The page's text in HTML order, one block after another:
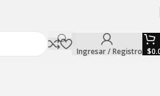
Ingresar / Registro $